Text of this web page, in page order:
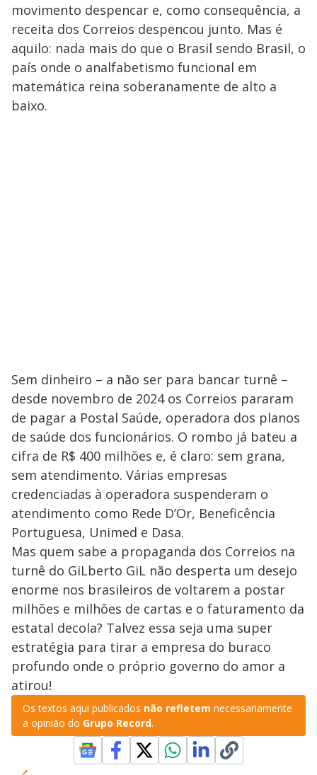
movimento despencar e, como consequência, a
receita dos Correios despencou junto. Mas é
aquilo: nada mais do que o Brasil sendo Brasil, o
país onde o analfabetismo funcional em
matemática reina soberanamente de alto a
baixo.
Sem dinheiro – a não ser para bancar turnê –
desde novembro de 2024 os Correios pararam
de pagar a Postal Saúde, operadora dos planos
de saúde dos funcionários. O rombo já bateu a
cifra de R$ 400 milhões e, é claro: sem grana,
sem atendimento. Várias empresas
credenciadas à operadora suspenderam o
atendimento como Rede D’Or, Beneficência
Portuguesa, Unimed e Dasa.
Mas quem sabe a propaganda dos Correios na
turnê do GiLberto GiL não desperta um desejo
enorme nos brasileiros de voltarem a postar
milhões e milhões de cartas e o faturamento da
estatal decola? Talvez essa seja uma super
estratégia para tirar a empresa do buraco
profundo onde o próprio governo do amor a
atirou!
Os textos aqui publicados não refletem necessariamente
a opinião do Grupo Record.